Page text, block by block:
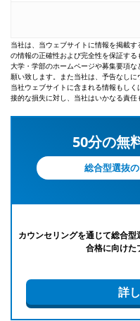
当社は、当ウェブサイトに情報を掲載
の情報の正確性および完全性を保証す
大学・学部のホームページや募集要項
願い致します。また当社は、予告なしに
当社ウェブサイトに含まれる情報もし
接的な損失に対し、当社はいかなる責任
50分の無
総合型選抜
カウンセリングを通じて総合型
合格に向けた
詳